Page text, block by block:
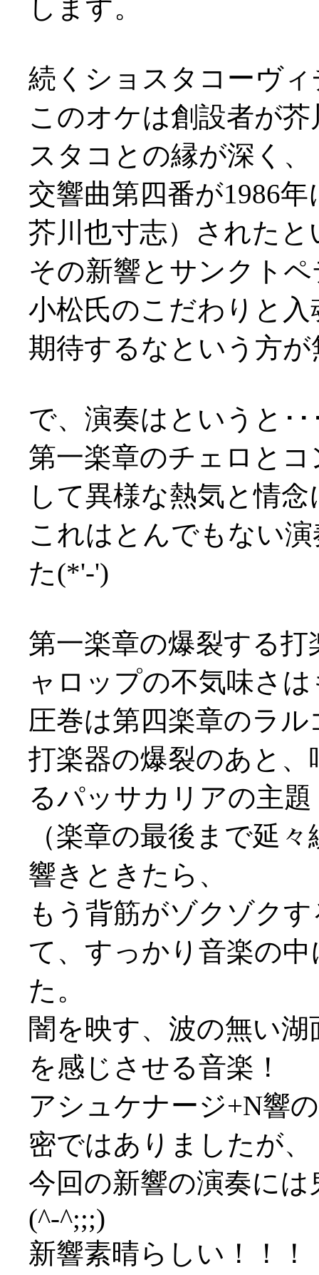
します。
続くショスタコーヴィ
このオケは創設者が
スタコとの縁が深く、
交響曲第四番が1986
芥川也寸志）された
その新響とサンクト
小松氏のこだわりと
期待するなという方
で、演奏はというと･･
第一楽章のチェロと
して異様な熱気と情
これはとんでもない
た(*'-')
第一楽章の爆裂する
ャロップの不気味さ
圧巻は第四楽章のラル
打楽器の爆裂のあと
るパッサカリアの主題
（楽章の最後まで延
響きときたら、
もう背筋がゾクゾク
て、すっかり音楽の
た。
闇を映す、波の無い
を感じさせる音楽！
アシュケナージ+N響
密ではありましたが、
今回の新響の演奏に
(^-^;;;)
新響素晴らしい！！！